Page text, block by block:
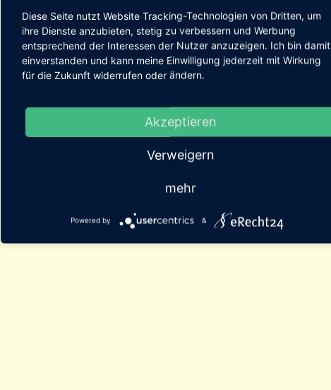
Diese Seite nutzt Website Tracking-Technologien von Dritten, um
ihre Dienste anzubieten, stetig zu verbessern und Werbung
entsprechend der Interessen der Nutzer anzuzeigen. Ich bin damit
einverstanden und kann meine Einwilligung jederzeit mit Wirkung
für die Zukunft widerrufen oder ändern.
Akzeptieren
Verweigern
mehr
Powered by &